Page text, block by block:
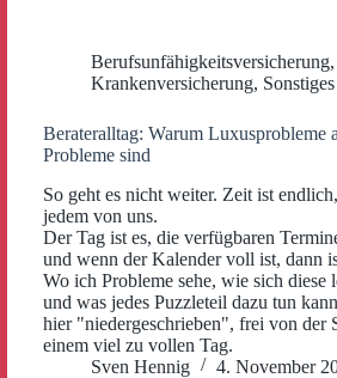
Berufsunfähigkeitsversicherung,
Krankenversicherung, Sonstiges
Berateralltag: Warum Luxusprobleme
Probleme sind
So geht es nicht weiter. Zeit ist
jedem von uns.
Der Tag ist es, die verfügbaren
und wenn der Kalender voll ist, dann
Wo ich Probleme sehe, wie sich diese
und was jedes Puzzleteil dazu tun
hier "niedergeschrieben", frei von der
einem viel zu vollen Tag.
Sven Hennig
4. November